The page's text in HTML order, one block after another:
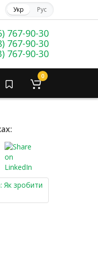
Укр Рус
767-90-30
767-90-30
767-90-30
0